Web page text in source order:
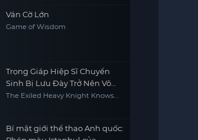
Ván Cờ Lớn
Game of Wisdom
Trọng Giáp Hiệp Sĩ Chuyển
Sinh Bị Lưu Đày Trở Nên Vô
Địch Nhờ Kiến Thức Về Game
The Exiled Heavy Knight Knows
Bí mật giới thể thao Anh quốc: